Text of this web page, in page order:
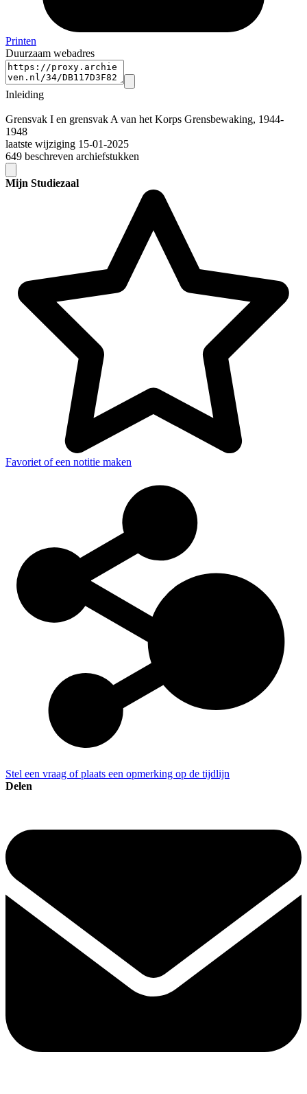
Printen
Duurzaam webadres
Inleiding
Grensvak I en grensvak A van het Korps Grensbewaking, 1944-
1948
laatste wijziging 15-01-2025
649 beschreven archiefstukken
Mijn Studiezaal
Favoriet of een notitie maken
Stel een vraag of plaats een opmerking op de tijdlijn
Delen